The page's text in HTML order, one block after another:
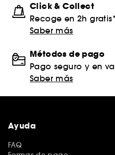
Click & Collect
Recoge en 2h gratis*
Saber más
Métodos de pago
Pago seguro y en
Saber más
Ayuda
FAQ